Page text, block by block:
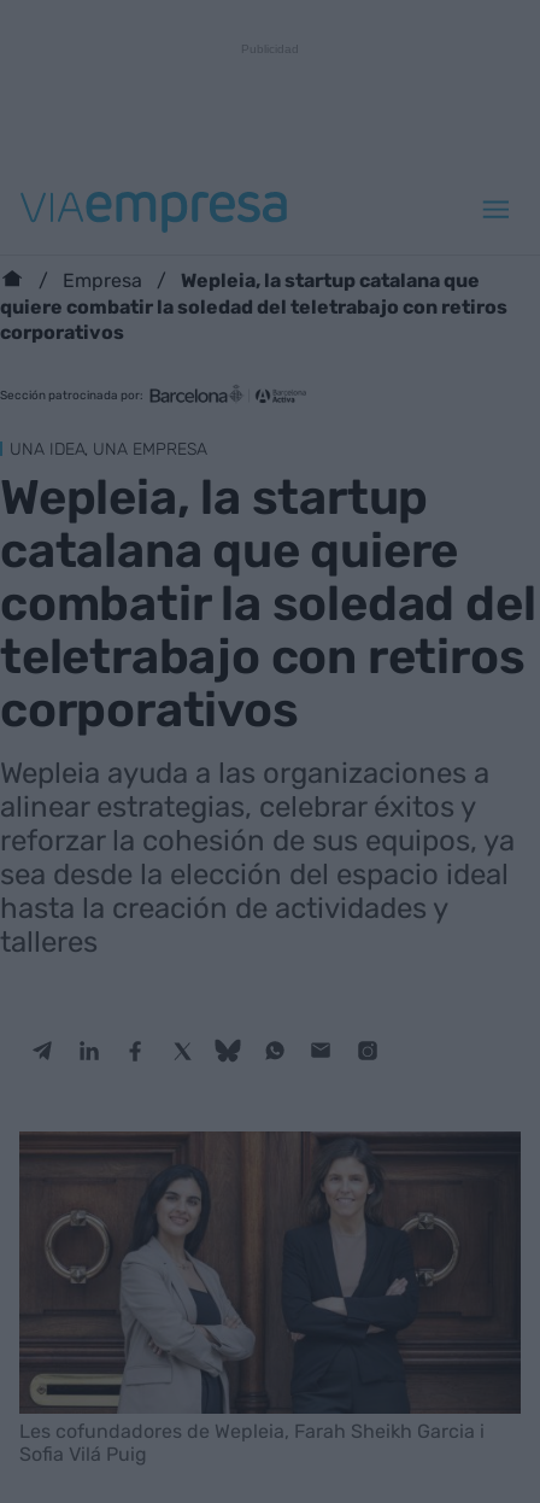
Empresa
Wepleia, la startup catalana que
quiere combatir la soledad del teletrabajo con retiros
corporativos
Sección patrocinada por:
UNA IDEA, UNA EMPRESA
Wepleia, la startup
catalana que quiere
combatir la soledad del
teletrabajo con retiros
corporativos
Wepleia ayuda a las organizaciones a
alinear estrategias, celebrar éxitos y
reforzar la cohesión de sus equipos, ya
sea desde la elección del espacio ideal
hasta la creación de actividades y
talleres
Les cofundadores de Wepleia, Farah Sheikh Garcia i
Sofia Vilá Puig